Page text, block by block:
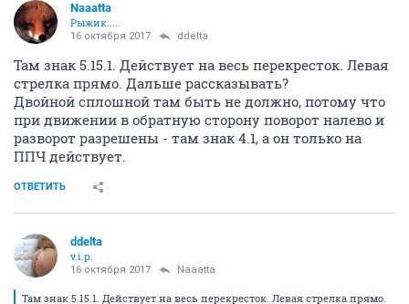
Naaatta
Рыжик.....
16 октября 2017 ddelta
Там знак 5.15.1. Действует на весь перекресток. Левая
стрелка прямо. Дальше рассказывать?
Двойной сплошной там быть не должно, потому что
при движении в обратную сторону поворот налево и
разворот разрешены - там знак 4.1, а он только на
ППЧ действует.
ОТВЕТИТЬ
ddelta
v.i.p.
16 октября 2017 Naaatta
Там знак 5.15.1. Действует на весь перекресток. Левая стрелка прямо.